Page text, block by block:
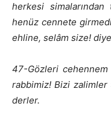
herkesi simalarından
henüz cennete
ehline, selâm size!
47-Gözleri
rabbimiz! Bizi
derler.